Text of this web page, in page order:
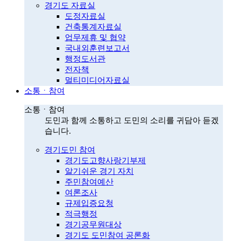
경기도 자료실
도정자료실
건축통계자료실
업무제휴 및 협약
국내외훈련보고서
행정도서관
전자책
멀티미디어자료실
소통ㆍ참여
소통ㆍ참여
도민과 함께 소통하고 도민의 소리를 귀담아 듣겠
습니다.
경기도민 참여
경기도고향사랑기부제
알기쉬운 경기 자치
주민참여예산
여론조사
규제입증요청
적극행정
경기공무원대상
경기도 도민참여 공론화